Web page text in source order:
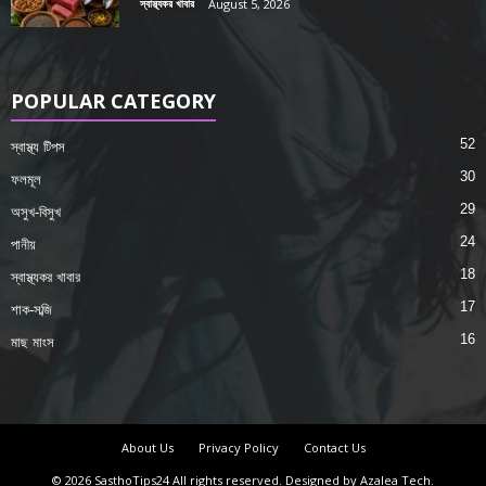
স্বাস্থ্যকর খাবার August 5, 2026
POPULAR CATEGORY
স্বাস্থ্য টিপস 52
ফলমূল 30
অসুখ-বিসুখ 29
পানীয় 24
স্বাস্থ্যকর খাবার 18
শাক-সব্জি 17
মাছ মাংস 16
About Us Privacy Policy
Contact Us
© 2026 SasthoTips24 All rights reserved. Designed by Azalea Tech.